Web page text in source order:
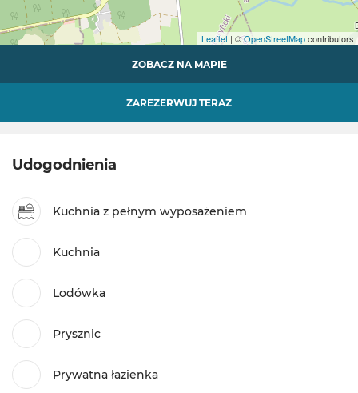
Leaflet | ©OpenStreetMapcontributors
ZOBACZ NA MAPIE
ZAREZERWUJ TERAZ
Udogodnienia
Kuchnia z pełnym wyposażeniem
Kuchnia
Lodówka
Prysznic
Prywatna łazienka